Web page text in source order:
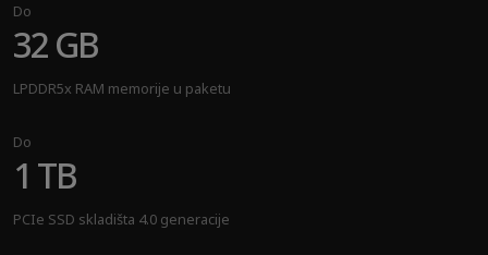
Do
32 GB
LPDDR5x RAM memorije u paketu
Do
1 TB
PCIe SSD skladišta 4.0 generacije